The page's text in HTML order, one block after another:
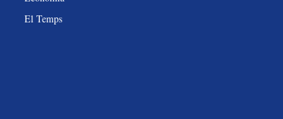
El Temps